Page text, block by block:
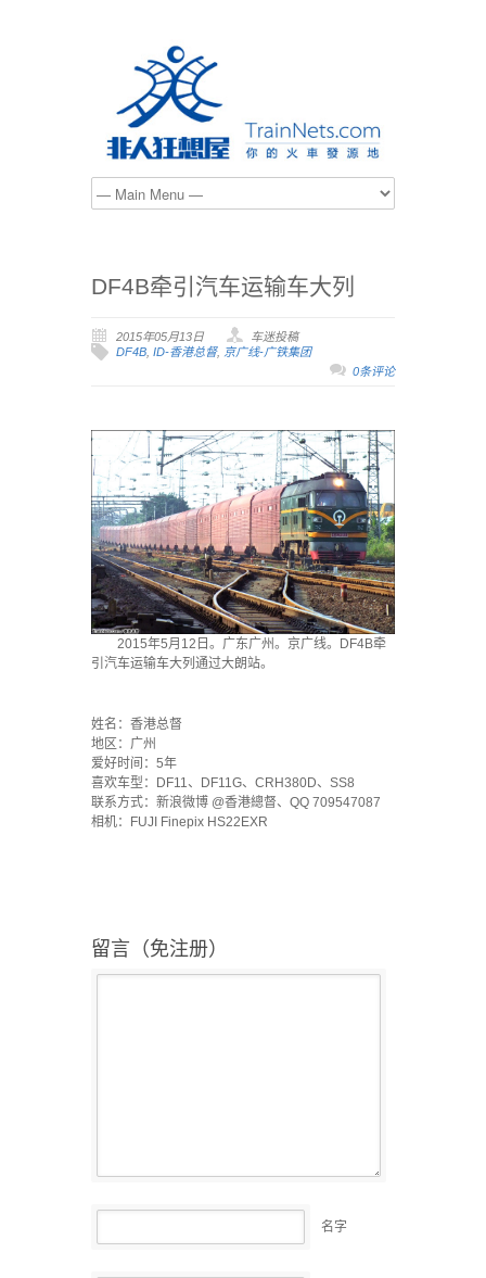
DF4B牵引汽车运输车大列
2015年05月13日
车迷投稿
DF4B, ID-香港总督, 京广线-广铁集团
0条评论
2015年5月12日。广东广州。京广线。DF4B牵
引汽车运输车大列通过大朗站。
姓名：香港总督
地区：广州
爱好时间：5年
喜欢车型：DF11、DF11G、CRH380D、SS8
联系方式：新浪微博 @香港總督、QQ 709547087
相机：FUJI Finepix HS22EXR
留言（免注册）
名字